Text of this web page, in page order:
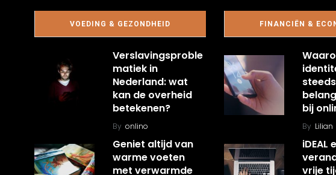
VOEDING & GEZONDHEID
Verslavingsproble
matiek in
Nederland: wat
kan de overheid
betekenen?
By onlino
Geniet altijd van
warme voeten
met verwarmde
FINANCIËN &
steeds
bij
By Lilian
iDEAL
vrije